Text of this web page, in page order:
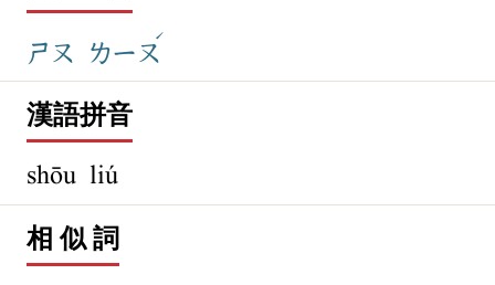
ㄕㄡ ㄌㄧㄡ
ˊ
漢語拼音
shōu liú
相 似 詞